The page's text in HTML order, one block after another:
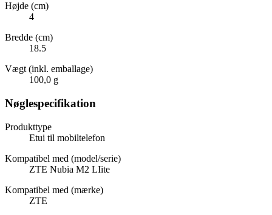
Højde (cm)
4
Bredde (cm)
18.5
Vægt (inkl. emballage)
100,0 g
Nøglespecifikation
Produkttype
Etui til mobiltelefon
Kompatibel med (model/serie)
ZTE Nubia M2 LIite
Kompatibel med (mærke)
ZTE